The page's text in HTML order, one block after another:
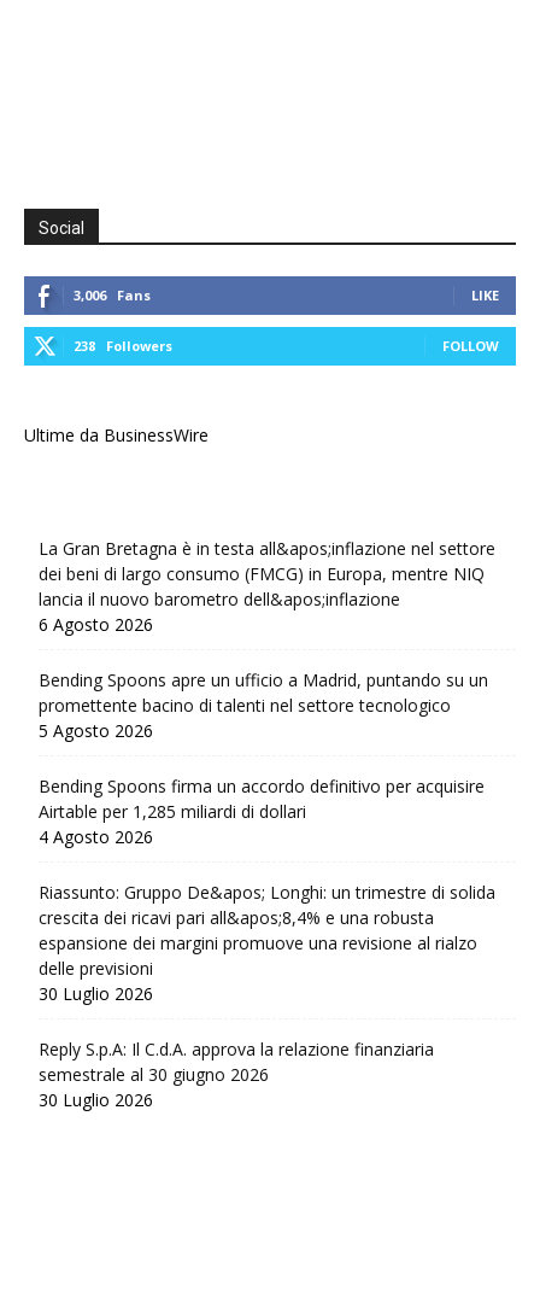
Social
3,006 Fans LIKE
238 Followers FOLLOW
Ultime da BusinessWire
La Gran Bretagna è in testa all&apos;inflazione nel settore
dei beni di largo consumo (FMCG) in Europa, mentre NIQ
lancia il nuovo barometro dell&apos;inflazione
6 Agosto 2026
Bending Spoons apre un ufficio a Madrid, puntando su un
promettente bacino di talenti nel settore tecnologico
5 Agosto 2026
Bending Spoons firma un accordo definitivo per acquisire
Airtable per 1,285 miliardi di dollari
4 Agosto 2026
Riassunto: Gruppo De&apos; Longhi: un trimestre di solida
crescita dei ricavi pari all&apos;8,4% e una robusta
espansione dei margini promuove una revisione al rialzo
delle previsioni
30 Luglio 2026
Reply S.p.A: Il C.d.A. approva la relazione finanziaria
semestrale al 30 giugno 2026
30 Luglio 2026